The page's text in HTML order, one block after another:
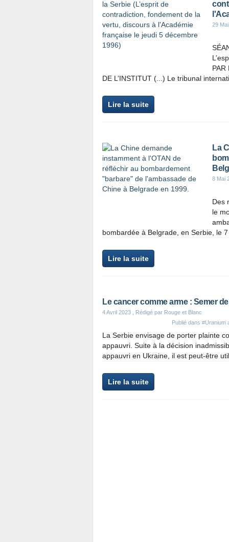
29
PAR
DE L’INSTITUT (...) Le tribunal
Lire la suite
La
8 Mai
Des
le
bombardée à Belgrade, en Serbie, le
Lire la suite
Le cancer comme arme : Semer
4 Avril 2023 , Rédigé par Rouge et Blanc
Publié dans #Uranium
La Serbie envisage de porter plainte
appauvri. Suite à la décision
appauvri en Ukraine, il est peut-être
Lire la suite